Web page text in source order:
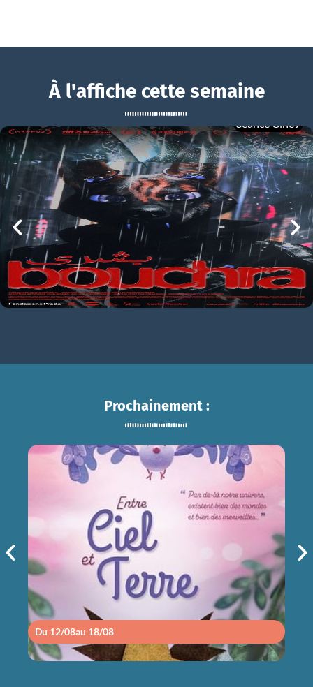
The Amateur
The Amateur Bande-annonce VO STFR
À l'affiche cette semaine
BOUCHRA
mer 05/08
21h00
Prochainement :
Du 12/08au 18/08
ENTRE CIEL ET TERRE
sam 15/08
14h30